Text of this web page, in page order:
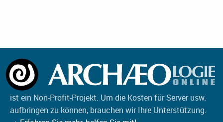
ist ein Non-Profit-Projekt. Um die Kosten für Server usw.
aufbringen zu können, brauchen wir Ihre Unterstützung.